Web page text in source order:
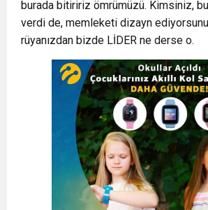
burada bitiririz ömrümüzü. Kimsiniz,
verdi de, memleketi dizayn
rüyanızdan bizde LİDER ne derse o.